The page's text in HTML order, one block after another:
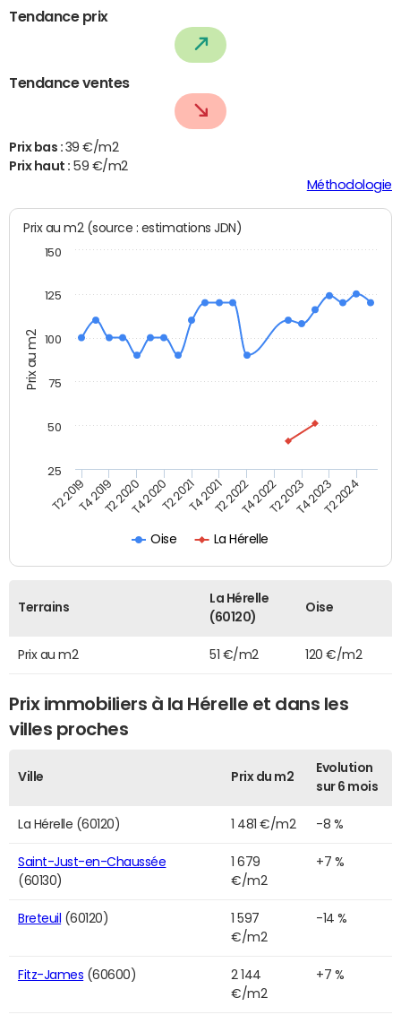
Tendance prix
Tendance ventes
Prix bas : 39 €/m2
Prix haut : 59 €/m2
Méthodologie
Prix au m2
Prix au m2 (source : estimations JDN)
Oise La Hérelle
T2 2019T4 2019T2 2020T4 2020T2 2021T4 2021T2 2022T4 2022T2 2023T4 2023T2 2024
25
50
75
100
125
150
Terrains
La Hérelle
(60120)
Oise
Prix au m2 51 €/m2 120 €/m2
Prix immobiliers à la Hérelle et dans les
villes proches
Ville Prix du m2
Evolution
sur 6 mois
La Hérelle (60120) 1 481 €/m2 -8 %
Saint-Just-en-Chaussée
(60130)
1 679
€/m2
+7 %
Breteuil (60120)
1 597
€/m2
-14 %
Fitz-James (60600)
2 144
€/m2
+7 %